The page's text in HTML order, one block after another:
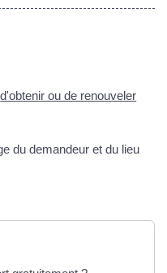
d'obtenir ou de renouveler
du demandeur et du lieu